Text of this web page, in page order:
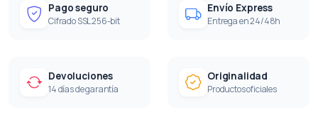
Pago seguro
Cifrado SSL 256-bit
Envío Express
Entrega en 24/48h
Devoluciones
14 días de garantía
Originalidad
Productos oficiales